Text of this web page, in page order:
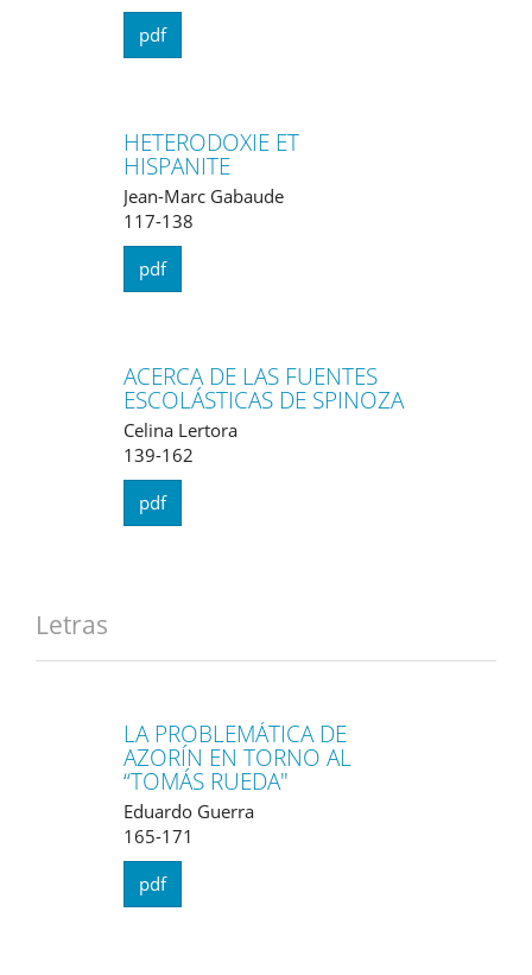
pdf
HETERODOXIE ET
HISPANITE
Jean-Marc Gabaude
117-138
pdf
ACERCA DE LAS FUENTES
ESCOLÁSTICAS DE SPINOZA
Celina Lertora
139-162
pdf
Letras
LA PROBLEMÁTICA DE
AZORÍN EN TORNO AL
“TOMÁS RUEDA"
Eduardo Guerra
165-171
pdf